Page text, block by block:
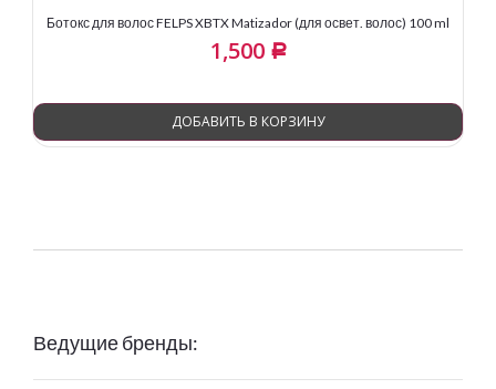
Ботокс для волос FELPS XBTX Matizador (для освет. волос) 100 ml
1,500 Р
ДОБАВИТЬ В КОРЗИНУ
Ведущие бренды: